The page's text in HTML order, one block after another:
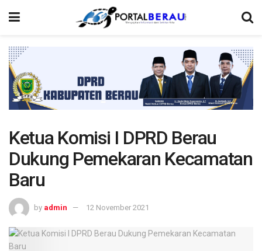
Ketua Komisi I DPRD Berau
Dukung Pemekaran Kecamatan
Baru
by admin 12 November 2021